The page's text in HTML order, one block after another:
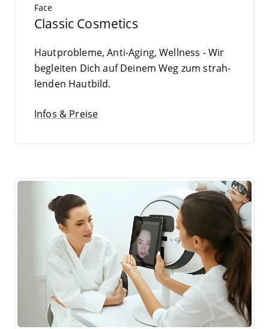
Face
Classic Cosmetics
Haut­pro­ble­me, Anti-Aging, Well­ness - Wir
beglei­ten Dich auf Dei­nem Weg zum strah­
len­den Hautbild.
Infos & Preise